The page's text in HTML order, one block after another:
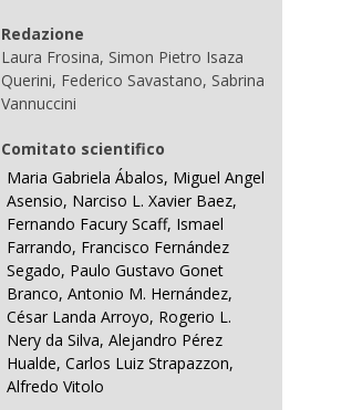
Redazione
Laura Frosina, Simon Pietro Isaza
Querini, Federico Savastano, Sabrina
Vannuccini
Comitato scientifico
Maria Gabriela Ábalos, Miguel Angel
Asensio, Narciso L. Xavier Baez,
Fernando Facury Scaff, Ismael
Farrando, Francisco Fernández
Segado, Paulo Gustavo Gonet
Branco, Antonio M. Hernández,
César Landa Arroyo, Rogerio L.
Nery da Silva, Alejandro Pérez
Hualde, Carlos Luiz Strapazzon,
Alfredo Vitolo